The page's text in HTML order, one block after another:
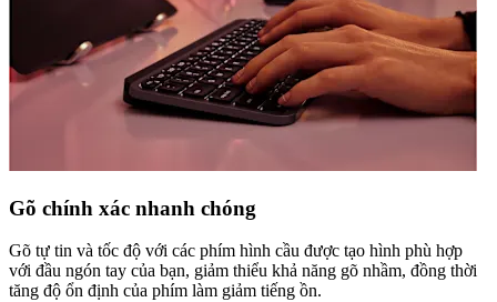
Gõ chính xác nhanh chóng
Gõ tự tin và tốc độ với các phím hình cầu được tạo hình phù hợp
với đầu ngón tay của bạn, giảm thiểu khả năng gõ nhầm, đồng thời
tăng độ ổn định của phím làm giảm tiếng ồn.